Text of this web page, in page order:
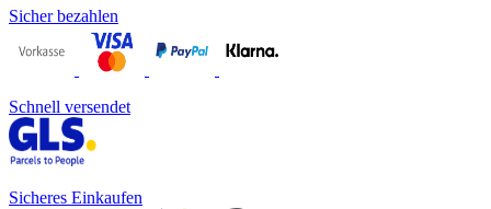
Sicher bezahlen
Schnell versendet
Sicheres Einkaufen